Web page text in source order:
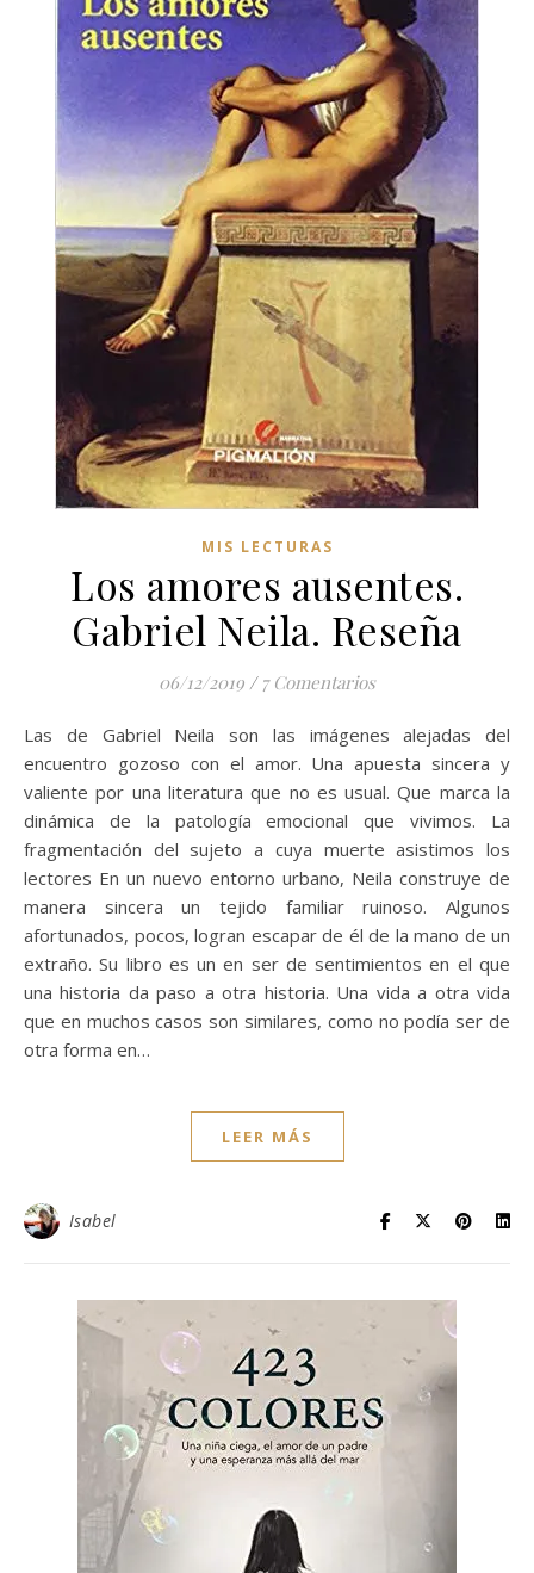
MIS LECTURAS
Los amores ausentes.
Gabriel Neila. Reseña
06/12/2019 / 7 Comentarios
Las de Gabriel Neila son las imágenes alejadas del
encuentro gozoso con el amor. Una apuesta sincera y
valiente por una literatura que no es usual. Que marca la
dinámica de la patología emocional que vivimos. La
fragmentación del sujeto a cuya muerte asistimos los
lectores En un nuevo entorno urbano, Neila construye de
manera sincera un tejido familiar ruinoso. Algunos
afortunados, pocos, logran escapar de él de la mano de un
extraño. Su libro es un en ser de sentimientos en el que
una historia da paso a otra historia. Una vida a otra vida
que en muchos casos son similares, como no podía ser de
otra forma en…
LEER MÁS
Isabel